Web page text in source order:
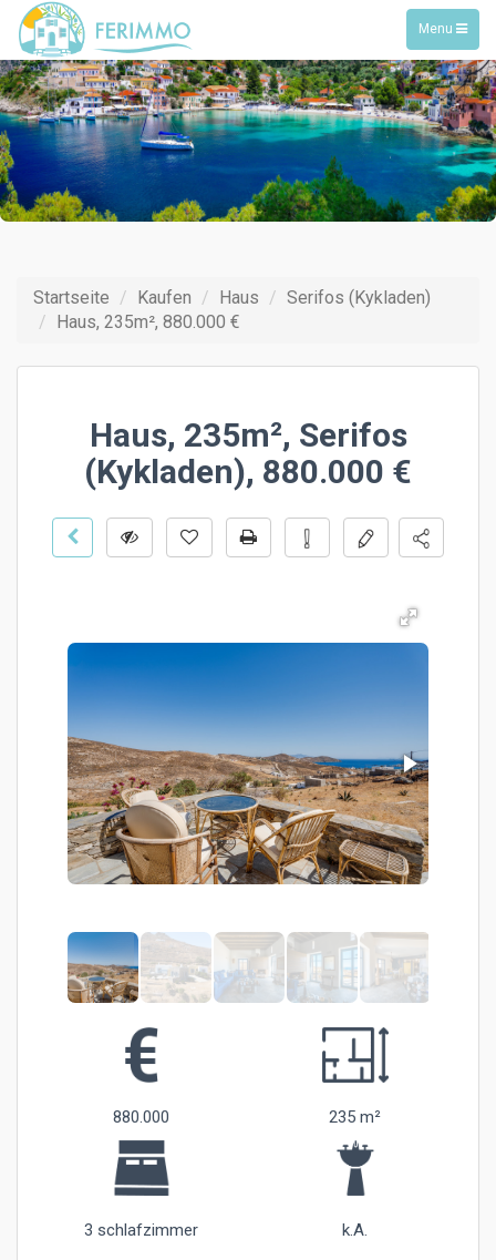
Toggle
navigation
Menu
Startseite Kaufen Haus
Serifos (Kykladen)
Haus, 235m², 880.000 €
Haus, 235m², Serifos
(Kykladen), 880.000 €
880.000 235 m²
3 schlafzimmer k.A.